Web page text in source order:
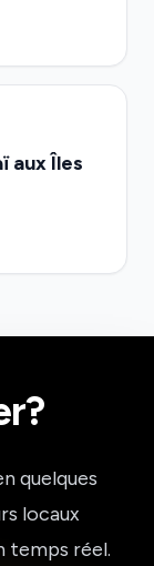
aux Îles
quelques
locaux
temps réel.